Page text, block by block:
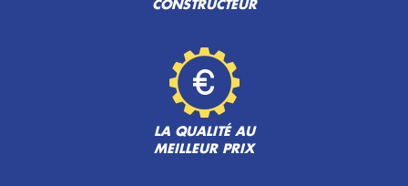
CONSTRUCTEUR
LA QUALITÉ AU
MEILLEUR PRIX